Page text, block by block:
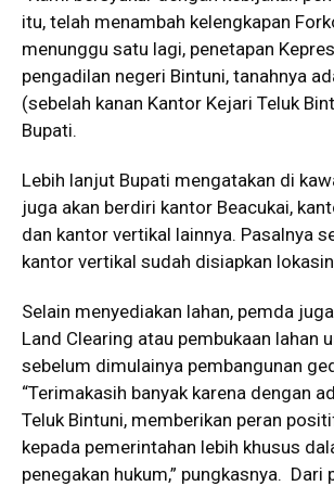
itu, telah menambah kelengkapan
menunggu satu lagi, penetapan
pengadilan negeri Bintuni, tanahnya
(sebelah kanan Kantor Kejari Teluk
Bupati.
Lebih lanjut Bupati mengatakan di
juga akan berdiri kantor Beacukai,
dan kantor vertikal lainnya. Pasalnya
kantor vertikal sudah disiapkan
Selain menyediakan lahan, pemda
Land Clearing atau pembukaan lahan
sebelum dimulainya pembangunan
“Terimakasih banyak karena dengan
Teluk Bintuni, memberikan peran
kepada pemerintahan lebih khusus
penegakan hukum,” pungkasnya. Dari